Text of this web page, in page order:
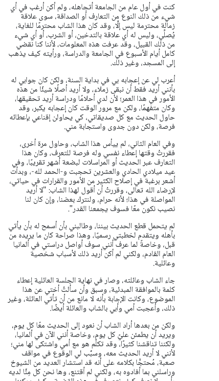
كنت في أول عام من الجامعة أتجاهله، ولم أكن أرغب في أي
شيء من ذلك النوع من التعارف أو الصداقة، سوى علاقة
زمالة محترمة ليس إلَّا، وقد كان هذا الشاب محترمًا للغاية،
يُصلِّي، وليس له أي علاقة بالتدخين، أو الشرب، أو أي شيء
من ذلك القبيل، وقد عرفت هذه المعلومات، لأننا كنا نقضي
كامل أيام الأسبوع في الجامعة والدراسة، ورأيته كيف يذهب
إلى المسجد، وغير ذلك.
أعرب لي عن إعجابه بي في بداية السنة، ولكن كان جوابي له
بأنني أريد فقط أن نبقى زملاء، ولا أريد أصلًا شيئًا من هذه
الأمور في هذا العمر؛ لأن لدي أحلامًا ودراسة أريد تحقيقها،
وكان متفهمًا، ولكن مع مرور الوقت كان إعجابه يكبر، وقد
حاول الحديث مع كل صديقاتي، كي يحاولن إقناعي بإعطائه
فرصة، ولكن دون جدوى واستجابة مني.
وفي العام الثاني، لم ييأس هذا الشاب، وحاول مرة أخرى،
فقررتُ وقتها إعطاء نفسي وله فرصة للتعرف، وكان هذا
التعارف عبر الحديث أو المراسلات لبضعة أشهر تقريبًا، وفي
عيد ميلادي الحادي والعشرين تحجبت و-الحمد لله-، وبدأت
أشعر برغبة في إصلاح الكثير من الأمور والقرارات في حياتي،
لإرضاء الله تعالى، وقررتُ أن أقول لهذا الشاب: "لا أريد
المواصلة في هذا؛ لأنه حرام، ولنترك بعضنا، وإن كان لنا
نصيب نكون معًا فسوف يجمعنا القدر".
لم يتحمل قطع الحديث بيننا، وطالبني بأن أسمح له بأن يأتي
بأهله ويتقدم لخطبتي رسميًا، وهذا صراحة كان ما يريده من
قبل، وخاصةً لما عرف أنني سوف أواصل دراستي في ألمانيا
العام القادم، ولكني لم أكن أريد ذلك لأسباب شخصية
وعائلية.
جاء الشاب وعائلته، وصار في نهاية الجلسة العائلية إعطاء
كلمة بالموافقة المبدئية، وسبق وأن سألتُ أختي عن هذا
الموضوع، وكانت الإجابة بأنه لا مانع من أن تأتي العائلة، وغير
ذلك، وأعجبت أمي وأبي بالشاب والعائلة أيضًا.
ولكن من بعدها أراد الشاب أن نعود إلى الحديث معًا كل يوم،
ويريد أن يطمئن عليّ كل يوم، وخاصة أنني الآن في ألمانيا،
ولكننا تناقشنا كثيرًا، وقد تكلّم هو مع أمي واشتكى لها مني؛
لأنني لا أريد الحديث معه، وسبَّب لي الوقوع في مواقف
صعبة، مُحتجًّا بكلامه على أنه قد استشار العديد من الشيوخ
وراسلني بما أفادوه به، ولكني لم أقتنع، وها نحن كل مِنَّا لديه